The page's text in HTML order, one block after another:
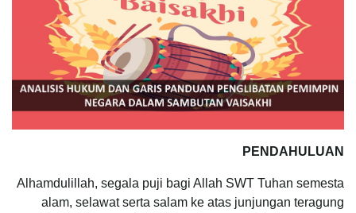
PENDAHULUAN
Alhamdulillah, segala puji bagi Allah SWT Tuhan semesta
alam, selawat serta salam ke atas junjungan teragung